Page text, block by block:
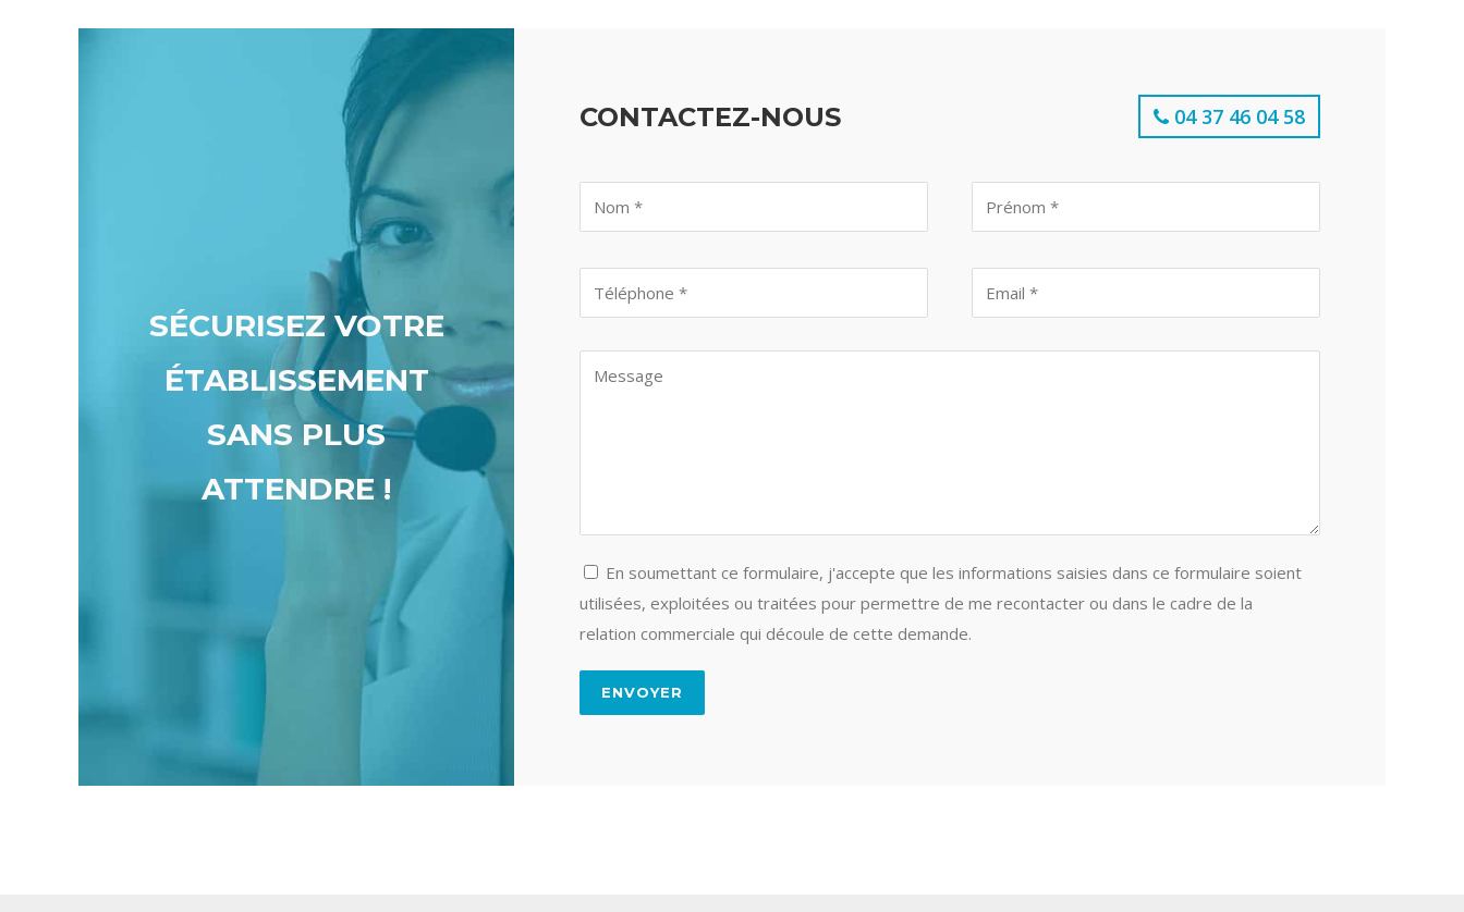
SÉCURISEZ VOTRE
ÉTABLISSEMENT
SANS PLUS
ATTENDRE !
CONTACTEZ-NOUS 04 37 46 04 58
En soumettant ce formulaire, j'accepte que les informations saisies dans ce formulaire soient
utilisées, exploitées ou traitées pour permettre de me recontacter ou dans le cadre de la
relation commerciale qui découle de cette demande.